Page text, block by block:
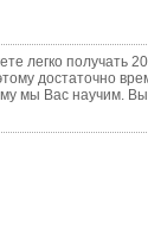
легко получать
достаточно
мы Вас научим.